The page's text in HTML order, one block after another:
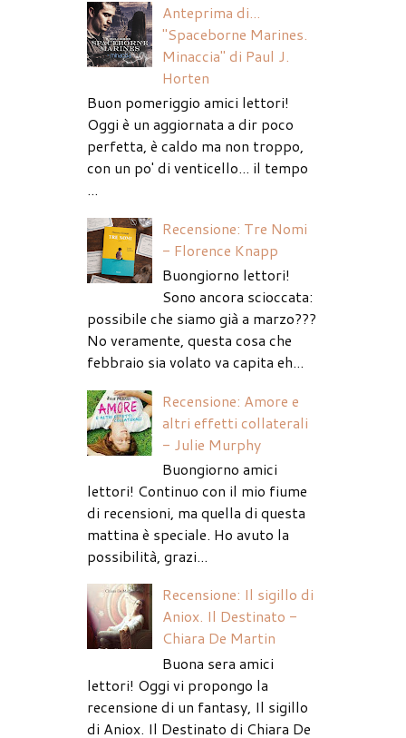
Anteprima di...
"Spaceborne Marines.
Minaccia" di Paul J.
Horten
Buon pomeriggio amici lettori!
Oggi è un aggiornata a dir poco
perfetta, è caldo ma non troppo,
con un po' di venticello... il tempo
...
Recensione: Tre Nomi
- Florence Knapp
Buongiorno lettori!
Sono ancora scioccata:
possibile che siamo già a marzo???
No veramente, questa cosa che
febbraio sia volato va capita eh...
Recensione: Amore e
altri effetti collaterali
- Julie Murphy
Buongiorno amici
lettori! Continuo con il mio fiume
di recensioni, ma quella di questa
mattina è speciale. Ho avuto la
possibilità, grazi...
Recensione: Il sigillo di
Aniox. Il Destinato -
Chiara De Martin
Buona sera amici
lettori! Oggi vi propongo la
recensione di un fantasy, Il sigillo
di Aniox. Il Destinato di Chiara De